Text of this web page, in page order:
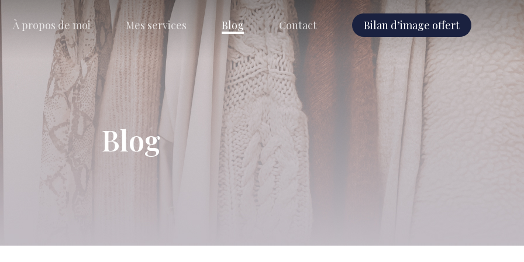
À propos de moi Mes services Blog Contact Bilan d’image offert
Blog